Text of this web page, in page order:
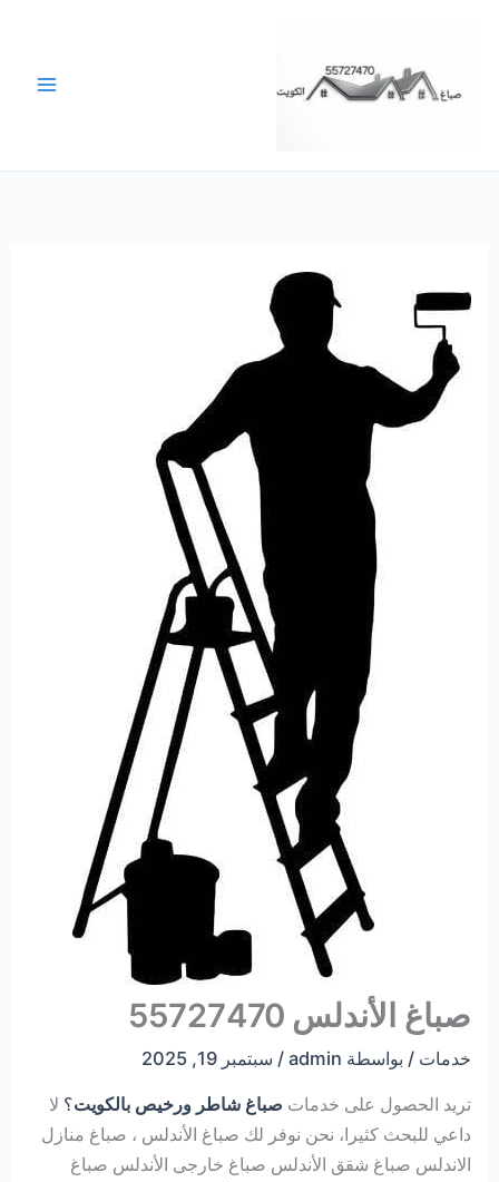
صباغ الأندلس 55727470
خدمات / بواسطة admin
/ سبتمبر 19, 2025
تريد الحصول على خدمات صباغ شاطر ورخيص بالكويت؟ لا
داعي للبحث كثيرا، نحن نوفر لك صباغ الأندلس ، صباغ منازل
الاندلس صباغ شقق الأندلس صباغ خارجى الأندلس صباغ